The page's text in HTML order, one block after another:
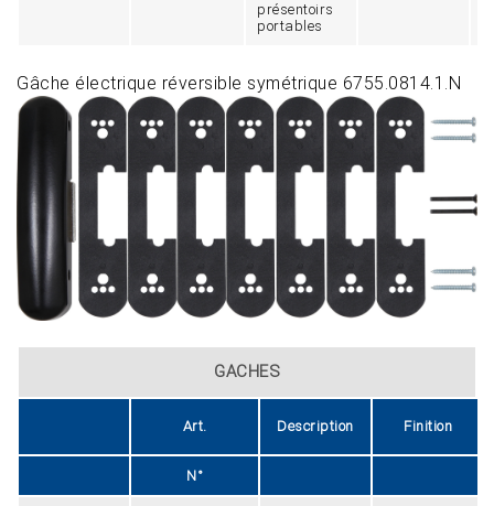
présentoirs
portables
Gâche électrique réversible symétrique 6755.0814.1.N
GACHES
Art. Description Finition
N°